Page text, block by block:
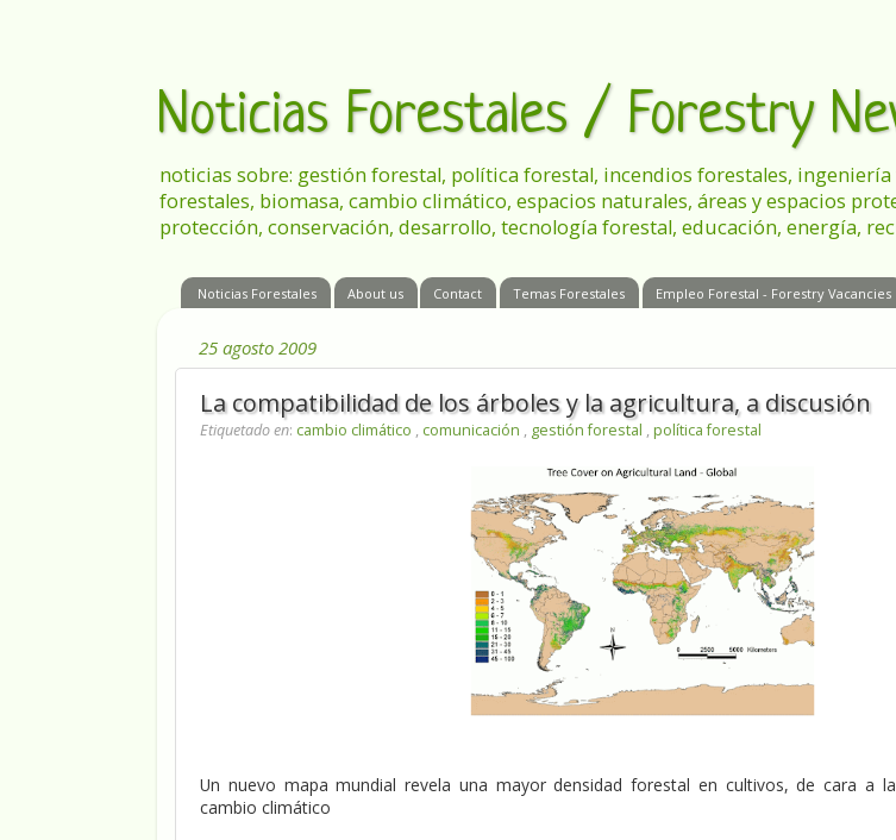
Noticias Forestales / Forestry
noticias sobre: gestión forestal, política forestal, incendios forestales,
forestales, biomasa, cambio climático, espacios naturales, áreas y espacios
protección, conservación, desarrollo, tecnología forestal, educación, energía,
Noticias Forestales About us Contact Temas Forestales Empleo Forestal - Forestry Vacancies
25 agosto 2009
La compatibilidad de los árboles y la agricultura, a discusión
Etiquetado en: cambio climático , comunicación , gestión forestal , política forestal
Un nuevo mapa mundial revela una mayor densidad forestal en cultivos, de cara a
cambio climático